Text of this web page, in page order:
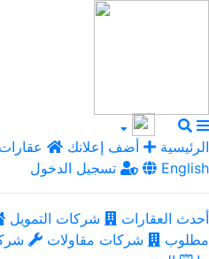
الرئيسية أضف إعلانك
تسجيل الدخول
English
أحدث العقارات شركات التمويل
مطلوب
شركات مقاولات